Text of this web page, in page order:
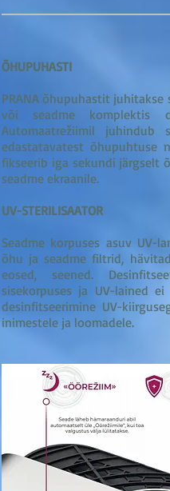
ÕHUPUHASTI
PRANA õhupuhastit
või seadme komplektis
Automaatrežiimil juhindub
edastatavatest õhupuhtuse
fikseerib iga sekundi järgselt
seadme ekraanile.
UV-STERILISAATOR
Seadme korpuses asuv UV-
õhu ja seadme filtrid,
eosed, seened.
sisekorpuses ja UV-lained
desinfitseerimine UV-
inimestele ja loomadele.